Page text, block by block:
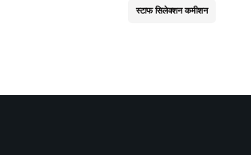
स्टाफ सिलेक्शन कमीशन